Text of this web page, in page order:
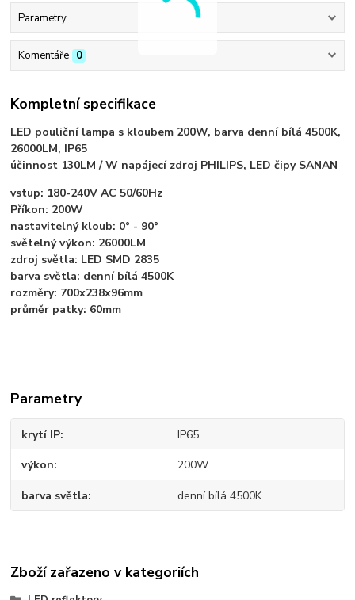
Parametry
Komentáře 0
Kompletní specifikace
LED pouliční lampa s kloubem 200W, barva denní bílá 4500K,
26000LM, IP65
účinnost 130LM / W napájecí zdroj PHILIPS, LED čipy SANAN
vstup: 180-240V AC 50/60Hz
Příkon: 200W
nastavitelný kloub: 0° - 90°
světelný výkon: 26000LM
zdroj světla: LED SMD 2835
barva světla: denní bílá 4500K
rozměry: 700x238x96mm
průměr patky: 60mm
Parametry
krytí IP IP65
výkon 200W
barva světla denní bílá 4500K
Zboží zařazeno v kategoriích